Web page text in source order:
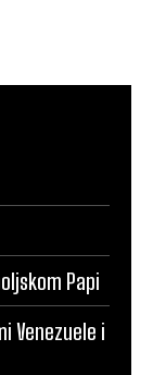
Papi
Venezuele i